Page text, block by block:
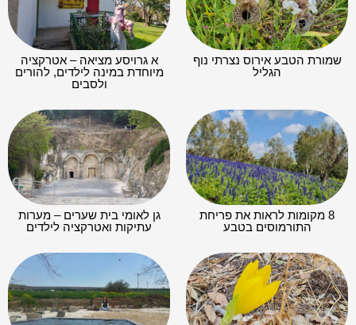
שמורת הטבע אירוס נצרתי נוף
הגליל
א גרויסע מציאה – אטרקציה
מיוחדת במינה לילדים, להורים
ולסבים
8 מקומות לראות את פריחת
התורמוסים בטבע
גן לאומי בית שערים – מערות
עתיקות ואטרקציה לילדים